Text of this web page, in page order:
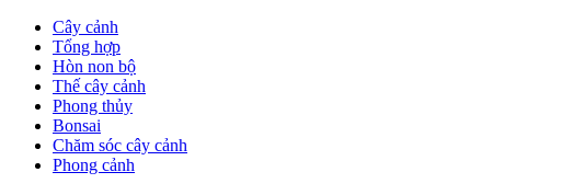
Cây cảnh
Tổng hợp
Hòn non bộ
Thế cây cảnh
Phong thủy
Bonsai
Chăm sóc cây cảnh
Phong cảnh